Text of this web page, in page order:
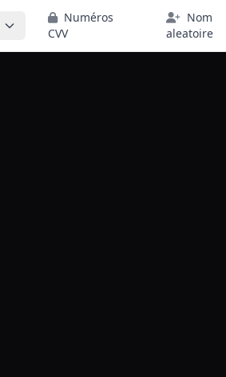
Numéros
CVV
Nom
aleatoire